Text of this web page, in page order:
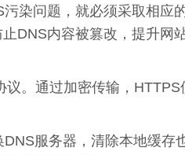
染问题，就必须采取相
DNS内容被篡改，提升
。通过加密传输，
服务器，清除本地缓